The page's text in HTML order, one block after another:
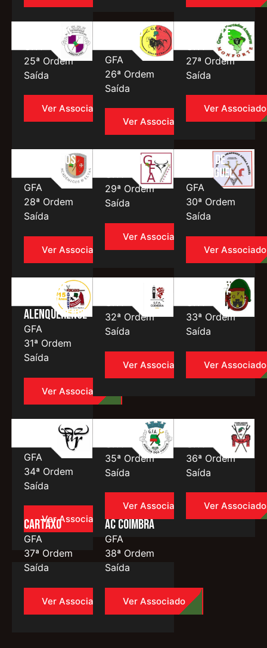
Arronches
25ª Ordem
Saída
Ver Associado
Alter do
Chão
GFA
26ª Ordem
Saída
Ver Associado
Monforte
27ª Ordem
Saída
Ver Associado
Académicos
de Elvas
GFA
28ª Ordem
Saída
Ver Associado
Redondo
GFA
29ª Ordem
Saída
Ver Associado
Póvoa de
São Miguel
GFA
30ª Ordem
Saída
Ver Associado
GFA Clube
Taurino
Alenquerense
GFA
31ª Ordem
Saída
Ver Associado
GFA
32ª Ordem
Saída
Ver Associado
Monsaraz
GFA
33ª Ordem
Saída
Ver Associado
Grande
GFA
34ª Ordem
Saída
Ver Associado
35ª Ordem
Saída
Ver Associado
36ª Ordem
Saída
Ver Associado
Cartaxo
GFA
37ª Ordem
Saída
Ver Associado
Ac Coimbra
GFA
38ª Ordem
Saída
Ver Associado